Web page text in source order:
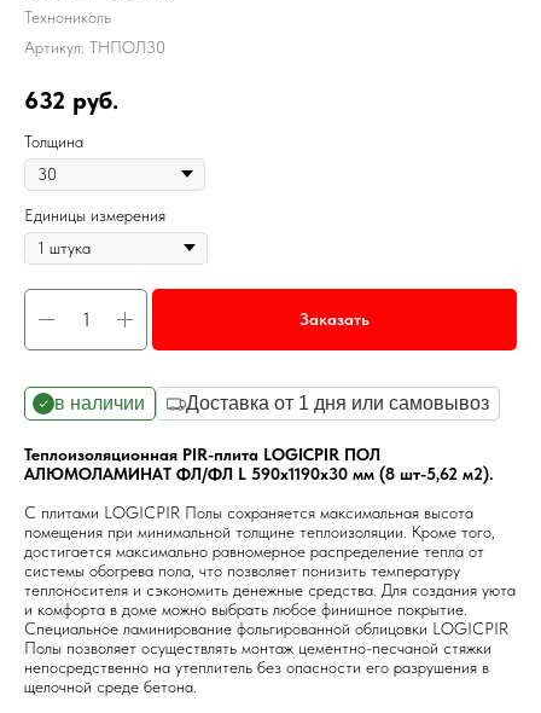
Технониколь
Артикул: ТНПОЛ30
632 руб.
Толщина
Единицы измерения
Заказать
в наличии Доставка от 1 дня или самовывоз
Теплоизоляционная PIR-плита LOGICPIR ПОЛ
АЛЮМОЛАМИНАТ ФЛ/ФЛ L 590х1190х30 мм (8 шт-5,62 м2).
С плитами LOGICPIR Полы сохраняется максимальная высота
помещения при минимальной толщине теплоизоляции. Кроме того,
достигается максимально равномерное распределение тепла от
системы обогрева пола, что позволяет понизить температуру
теплоносителя и сэкономить денежные средства. Для создания уюта
и комфорта в доме можно выбрать любое финишное покрытие.
Специальное ламинирование фольгированной облицовки LOGICPIR
Полы позволяет осуществлять монтаж цементно-песчаной стяжки
непосредственно на утеплитель без опасности его разрушения в
щелочной среде бетона.